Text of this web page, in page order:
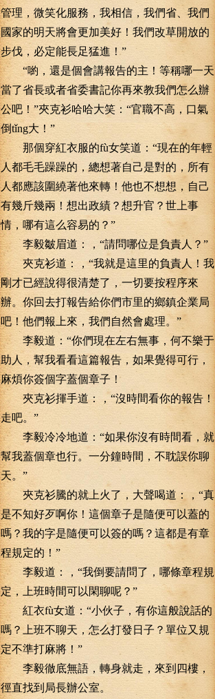
管理，微笑化服務，我相信，我們省、我們
國家的明天將會更加美好！我們改草開放的
步伐，必定能長足猛進！”
“喲，還是個會講報告的主！等稱哪一天
當了省長或者省委書記你再來教我們怎么辦
公吧！”夾克衫哈哈大笑：“官職不高，口氣
倒tǐng大！”
那個穿紅衣服的fù女笑道：“現在的年輕
人都毛毛躁躁的，總想著自己是對的，所有
人都應該圍繞著他來轉！他也不想想，自己
有幾斤幾兩！想出政績？想升官？世上事
情，哪有這么容易的？”
李毅皺眉道：，“請問哪位是負責人？”
夾克衫道：，“我就是這里的負責人！我
剛才已經說得很清楚了，一切要按程序來
辦。你回去打報告給你們市里的鄉鎮企業局
吧！他們報上來，我們自然會處理。”
李毅道：“你們現在左右無事，何不樂于
助人，幫我看看這篇報告，如果覺得可行，
麻煩你簽個字蓋個章子！
夾克衫揮手道：，“沒時間看你的報告！
走吧。”
李毅冷冷地道：“如果你沒有時間看，就
幫我蓋個章也行。一分鐘時間，不耽誤你聊
天。”
夾克衫騰的就上火了，大聲喝道：，“真
是不知好歹啊你！這個章子是隨便可以蓋的
嗎？我的字是隨便可以簽的嗎？這都是有章
程規定的！”
李毅道：，“我倒要請問了，哪條章程規
定，上班時間可以閑聊呢？”
紅衣fù女道：“小伙子，有你這般說話的
嗎？上班不聊天，怎么打發日子？單位又規
定不準打麻將！”
李毅徹底無語，轉身就走，來到四樓，
徑直找到局長辦公室。